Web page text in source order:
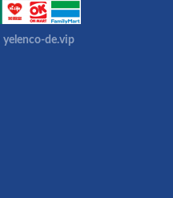
yelenco-de.vip